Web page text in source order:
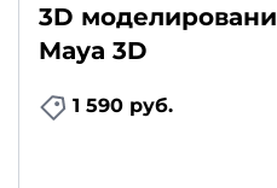
3D
Maya 3D
1 590 руб.